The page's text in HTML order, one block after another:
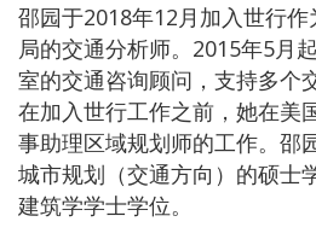
邵园于2018年12月加入世行
局的交通分析师。2015年5月
室的交通咨询顾问，支持多个
在加入世行工作之前，她在美
事助理区域规划师的工作。邵
城市规划（交通方向）的硕士
建筑学学士学位。